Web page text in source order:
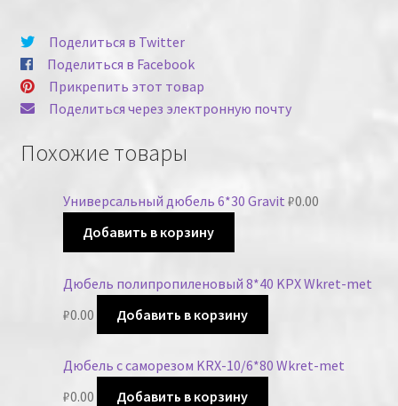
Поделиться в Twitter
Поделиться в Facebook
Прикрепить этот товар
Поделиться через электронную почту
Похожие товары
Универсальный дюбель 6*30 Gravit ₽0.00
Добавить в корзину
Дюбель полипропиленовый 8*40 KPX Wkret-met
₽0.00 Добавить в корзину
Дюбель с саморезом KRX-10/6*80 Wkret-met
₽0.00 Добавить в корзину